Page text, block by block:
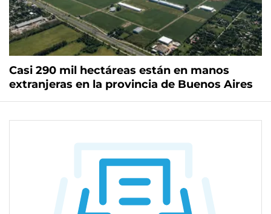
Casi 290 mil hectáreas están en manos
extranjeras en la provincia de Buenos Aires